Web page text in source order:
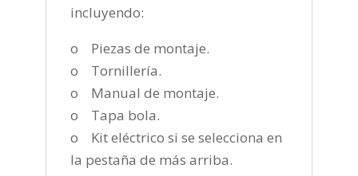
incluyendo:
o Piezas de montaje.
o Tornillería.
o Manual de montaje.
o Tapa bola.
o Kit eléctrico si se selecciona en
la pestaña de más arriba.